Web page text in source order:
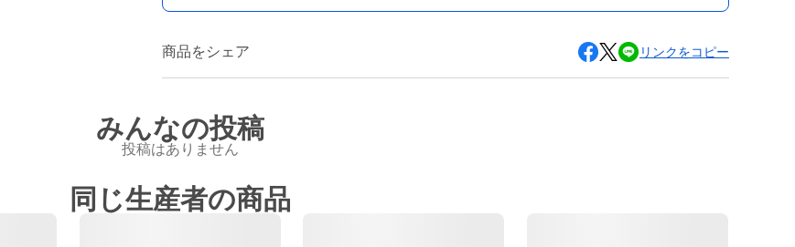
商品をシェア リンクをコピー
みんなの投稿
投稿はありません
同じ生産者の商品